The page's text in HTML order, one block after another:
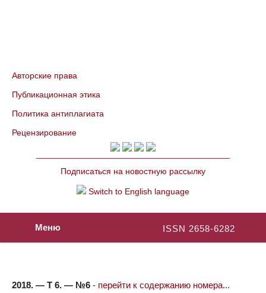
Авторские права
Публикационная этика
Политика антиплагиата
Рецензирование
Подписаться на новостную рассылку
Switch to English language
ISSN 2658-6282
Меню
2018. — Т 6. — №6 - перейти к содержанию номера...